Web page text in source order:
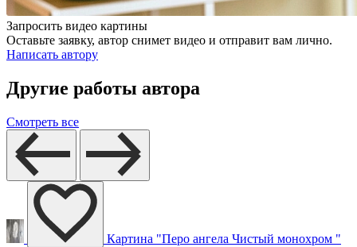
Запросить видео картины
Оставьте заявку, автор снимет видео и отправит вам лично.
Написать автору
Другие работы автора
Смотреть все
Картина "Перо ангела Чистый монохром "